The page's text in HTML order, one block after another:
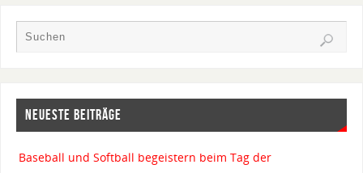
NEUESTE BEITRÄGE
Baseball und Softball begeistern beim Tag der